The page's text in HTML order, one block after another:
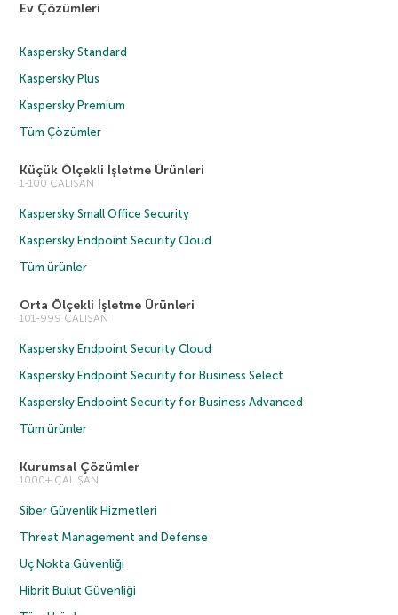
Ev Çözümleri
Kaspersky Standard
Kaspersky Plus
Kaspersky Premium
Tüm Çözümler
Küçük Ölçekli İşletme Ürünleri
1-100 ÇALIŞAN
Kaspersky Small Office Security
Kaspersky Endpoint Security Cloud
Tüm ürünler
Orta Ölçekli İşletme Ürünleri
101-999 ÇALIŞAN
Kaspersky Endpoint Security Cloud
Kaspersky Endpoint Security for Business Select
Kaspersky Endpoint Security for Business Advanced
Tüm ürünler
Kurumsal Çözümler
1000+ ÇALIŞAN
Siber Güvenlik Hizmetleri
Threat Management and Defense
Uç Nokta Güvenliği
Hibrit Bulut Güvenliği